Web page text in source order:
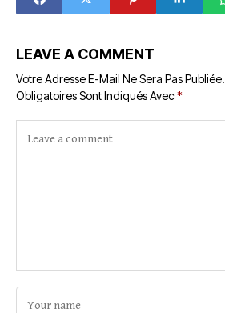
LEAVE A COMMENT
Votre Adresse E-Mail Ne Sera Pas Publiée.
Obligatoires Sont Indiqués Avec*